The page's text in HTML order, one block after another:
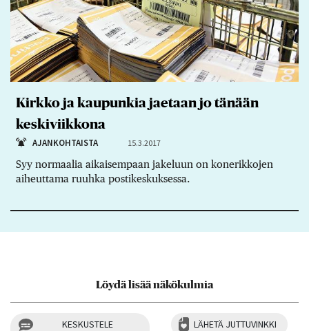
Kirkko ja kaupunkia jaetaan jo tänään
keskiviikkona
AJANKOHTAISTA 15.3.2017
Syy normaalia aikaisempaan jakeluun on konerikkojen
aiheuttama ruuhka postikeskuksessa.
Löydä lisää näkökulmia
KESKUSTELE
LÄHETÄ JUTTUVINKKI